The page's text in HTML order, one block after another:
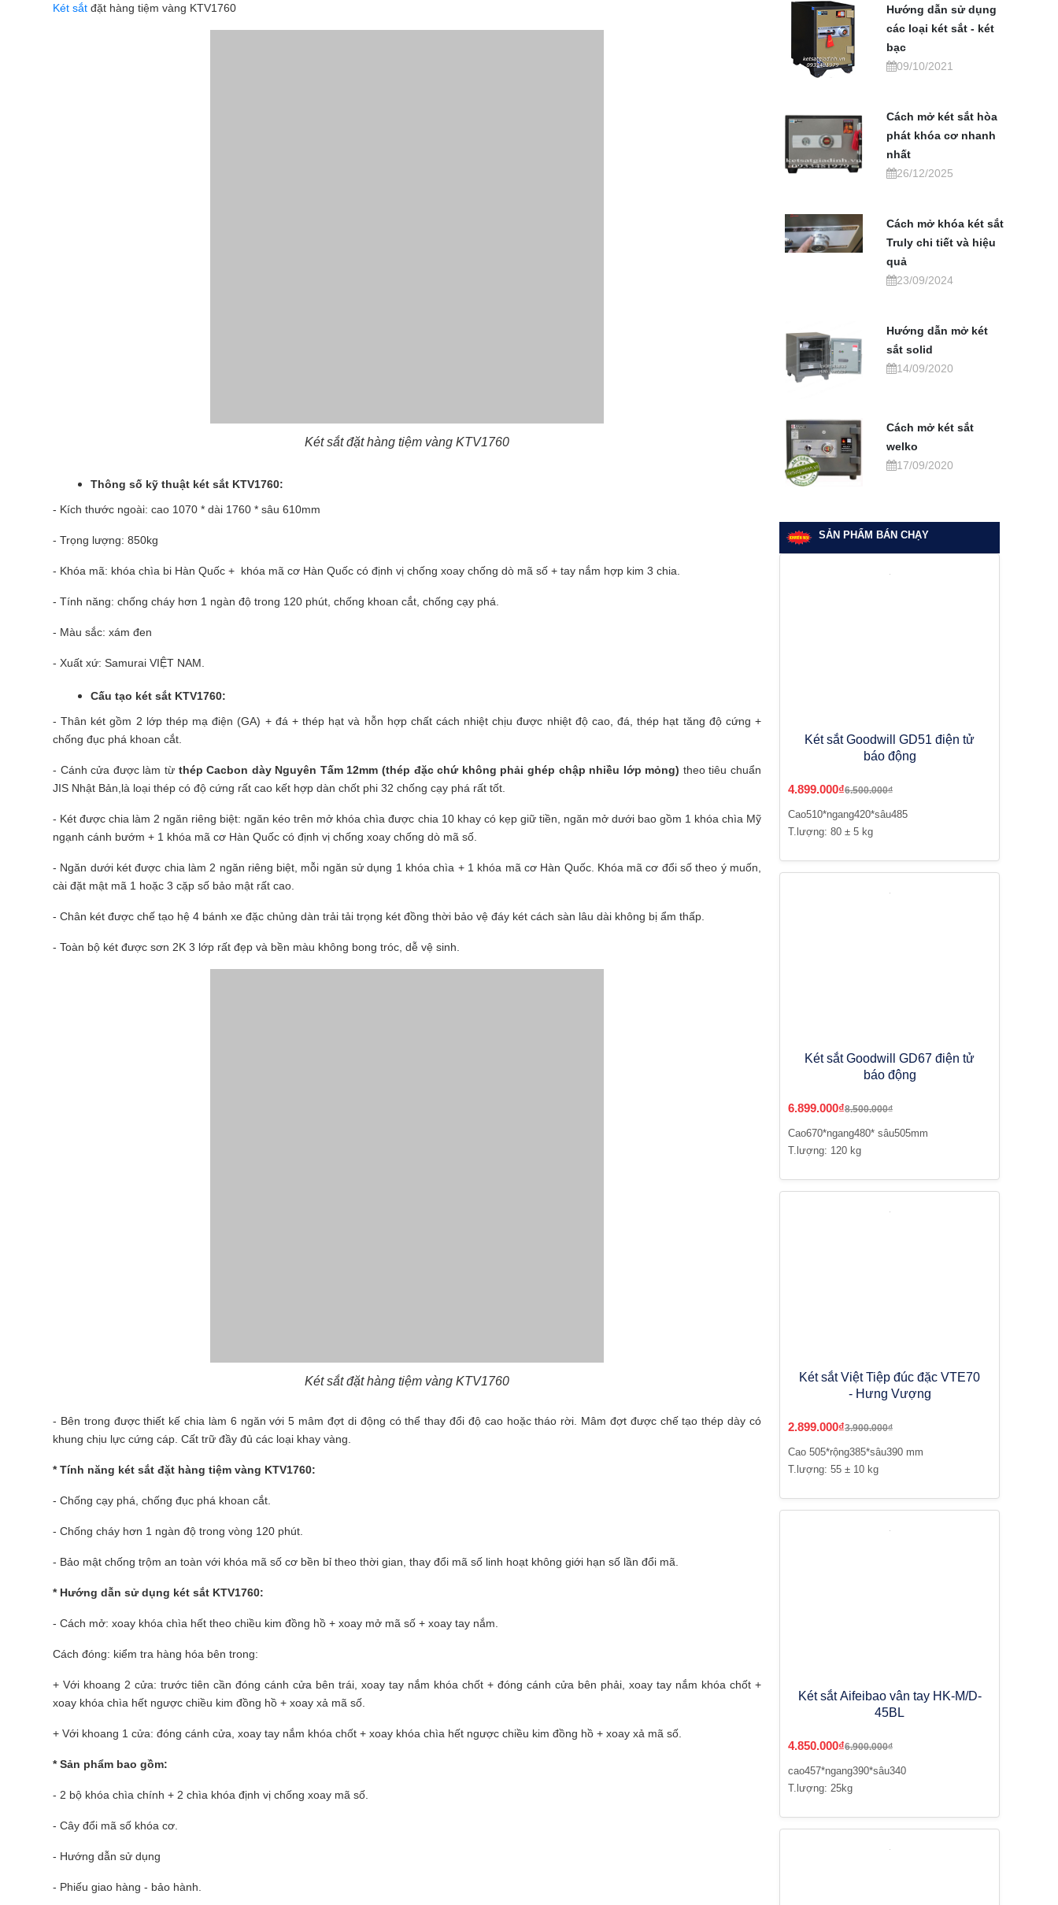
Két sắt đặt hàng tiệm vàng KTV1760
Két sắt đặt hàng tiệm vàng KTV1760
Thông số kỹ thuật két sắt KTV1760:
- Kích thước ngoài: cao 1070 * dài 1760 * sâu 610mm
- Trọng lượng: 850kg
- Khóa mã: khóa chìa bi Hàn Quốc + khóa mã cơ Hàn Quốc có định vị chống xoay chống dò mã số + tay nắm hợp kim 3 chia.
- Tính năng: chống cháy hơn 1 ngàn độ trong 120 phút, chống khoan cắt, chống cạy phá.
- Màu sắc: xám đen
- Xuất xứ: Samurai VIỆT NAM.
Cấu tạo két sắt KTV1760:
- Thân két gồm 2 lớp thép mạ điện (GA) + đá + thép hạt và hỗn hợp chất cách nhiệt chịu được nhiệt độ cao, đá, thép hạt tăng độ cứng +
chống đục phá khoan cắt.
- Cánh cửa được làm từ thép Cacbon dày Nguyên Tấm 12mm (thép đặc chứ không phải ghép chập nhiều lớp mỏng) theo tiêu chuẩn
JIS Nhật Bản,là loại thép có độ cứng rất cao kết hợp dàn chốt phi 32 chống cạy phá rất tốt.
- Két được chia làm 2 ngăn riêng biệt: ngăn kéo trên mở khóa chìa được chia 10 khay có kẹp giữ tiền, ngăn mở dưới bao gồm 1 khóa chìa Mỹ
ngạnh cánh bướm + 1 khóa mã cơ Hàn Quốc có định vị chống xoay chống dò mã số.
- Ngăn dưới két được chia làm 2 ngăn riêng biệt, mỗi ngăn sử dụng 1 khóa chìa + 1 khóa mã cơ Hàn Quốc. Khóa mã cơ đổi số theo ý muốn,
cài đặt mật mã 1 hoặc 3 cặp số bảo mật rất cao.
- Chân két được chế tạo hệ 4 bánh xe đặc chủng dàn trải tải trọng két đồng thời bảo vệ đáy két cách sàn lâu dài không bị ẩm thấp.
- Toàn bộ két được sơn 2K 3 lớp rất đẹp và bền màu không bong tróc, dễ vệ sinh.
Két sắt đặt hàng tiệm vàng KTV1760
- Bên trong được thiết kế chia làm 6 ngăn với 5 mâm đợt di động có thể thay đổi độ cao hoặc tháo rời. Mâm đợt được chế tạo thép dày có
khung chịu lực cứng cáp. Cất trữ đầy đủ các loại khay vàng.
* Tính năng két sắt đặt hàng tiệm vàng KTV1760:
- Chống cạy phá, chống đục phá khoan cắt.
- Chống cháy hơn 1 ngàn độ trong vòng 120 phút.
- Bảo mật chống trộm an toàn với khóa mã số cơ bền bỉ theo thời gian, thay đổi mã số linh hoạt không giới hạn số lần đổi mã.
* Hướng dẫn sử dụng két sắt KTV1760:
- Cách mở: xoay khóa chìa hết theo chiều kim đồng hồ + xoay mở mã số + xoay tay nắm.
Cách đóng: kiểm tra hàng hóa bên trong:
+ Với khoang 2 cửa: trước tiên cần đóng cánh cửa bên trái, xoay tay nắm khóa chốt + đóng cánh cửa bên phải, xoay tay nắm khóa chốt +
xoay khóa chìa hết ngược chiều kim đồng hồ + xoay xả mã số.
+ Với khoang 1 cửa: đóng cánh cửa, xoay tay nắm khóa chốt + xoay khóa chìa hết ngược chiều kim đồng hồ + xoay xả mã số.
* Sản phẩm bao gồm:
- 2 bộ khóa chìa chính + 2 chìa khóa định vị chống xoay mã số.
- Cây đổi mã số khóa cơ.
- Hướng dẫn sử dụng
- Phiếu giao hàng - bảo hành.
Hướng dẫn sử dụng
các loại két sắt - két
bạc
09/10/2021
Cách mở két sắt hòa
phát khóa cơ nhanh
nhất
26/12/2025
Cách mở khóa két sắt
Truly chi tiết và hiệu
quả
23/09/2024
Hướng dẫn mở két
sắt solid
14/09/2020
Cách mở két sắt
welko
17/09/2020
SẢN PHẨM BÁN CHẠY
Két sắt Goodwill GD51 điện tử
báo động
4.899.000₫6.500.000₫
Cao510*ngang420*sâu485
T.lượng: 80 ± 5 kg
Két sắt Goodwill GD67 điện tử
báo động
6.899.000₫8.500.000₫
Cao670*ngang480* sâu505mm
T.lượng: 120 kg
Két sắt Việt Tiệp đúc đặc VTE70
- Hưng Vượng
2.899.000₫3.900.000₫
Cao 505*rộng385*sâu390 mm
T.lượng: 55 ± 10 kg
Két sắt Aifeibao vân tay HK-M/D-
45BL
4.850.000₫6.900.000₫
cao457*ngang390*sâu340
T.lượng: 25kg